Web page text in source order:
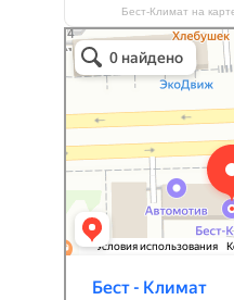
Бест-Климат на
Бест-климат
Кондиционеры в